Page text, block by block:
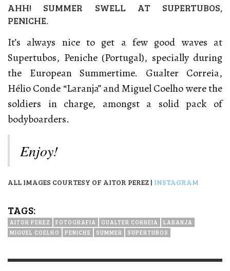
AHH! SUMMER SWELL AT SUPERTUBOS,
PENICHE.
It’s always nice to get a few good waves at
Supertubos, Peniche (Portugal), specially during
the European Summertime. Gualter Correia,
Hélio Conde “Laranja” and Miguel Coelho were the
soldiers in charge, amongst a solid pack of
bodyboarders.
Enjoy!
ALL IMAGES COURTESY OF AITOR PEREZ | INSTAGRAM
TAGS:
AITOR PEREZ FOTOGRAFIA GUALTER CORREIA
LARANJA
MIGUEL COELHO
PENICHE SUMMER SUPERTUBOS